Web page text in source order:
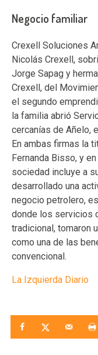
Negocio familiar
Crexell Soluciones
Nicolás Crexell,
Jorge Sapag y
Crexell, del
el segundo
la familia abrió
cercanías de Añelo,
En ambas firmas la
Fernanda Bisso, y
sociedad incluye a
desarrollado una
negocio petrolero,
donde los servicios
tradicional, tomaron
como una de las
convencional.
La Izquierda Diario